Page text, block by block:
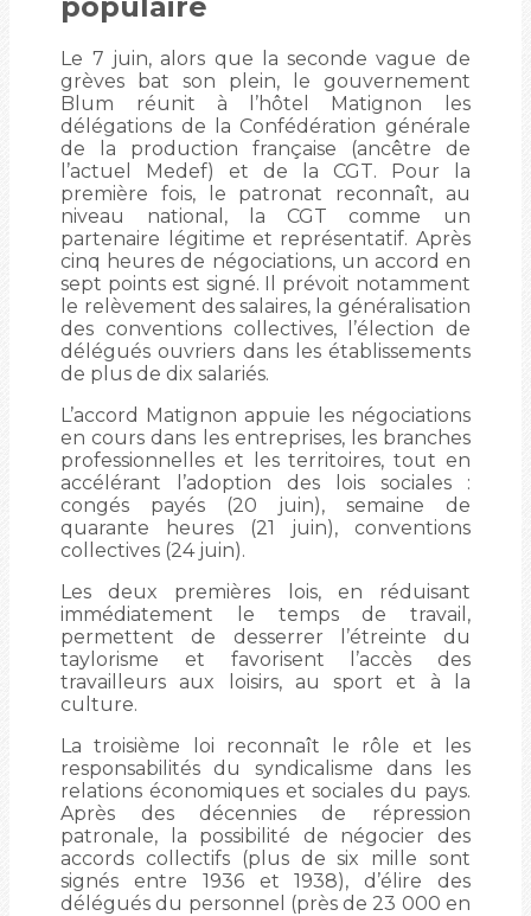
Le 7 juin, alors que la seconde vague de
grèves bat son plein, le gouvernement
Blum réunit à l’hôtel Matignon les
délégations de la Confédération générale
de la production française (ancêtre de
l’actuel Medef) et de la CGT. Pour la
première fois, le patronat reconnaît, au
niveau national, la CGT comme un
partenaire légitime et représentatif. Après
cinq heures de négociations, un accord en
sept points est signé. Il prévoit notamment
le relèvement des salaires, la généralisation
des conventions collectives, l’élection de
délégués ouvriers dans les établissements
de plus de dix salariés.
L’accord Matignon appuie les négociations
en cours dans les entreprises, les branches
professionnelles et les territoires, tout en
accélérant l’adoption des lois sociales :
congés payés (20 juin), semaine de
quarante heures (21 juin), conventions
collectives (24 juin).
Les deux premières lois, en réduisant
immédiatement le temps de travail,
permettent de desserrer l’étreinte du
taylorisme et favorisent l’accès des
travailleurs aux loisirs, au sport et à la
culture.
La troisième loi reconnaît le rôle et les
responsabilités du syndicalisme dans les
relations économiques et sociales du pays.
Après des décennies de répression
patronale, la possibilité de négocier des
accords collectifs (plus de six mille sont
signés entre 1936 et 1938), d’élire des
délégués du personnel (près de 23 000 en